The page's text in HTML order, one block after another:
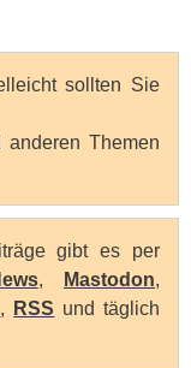
sollten Sie
anderen Themen
gibt es per
, Mastodon,
, RSS und täglich